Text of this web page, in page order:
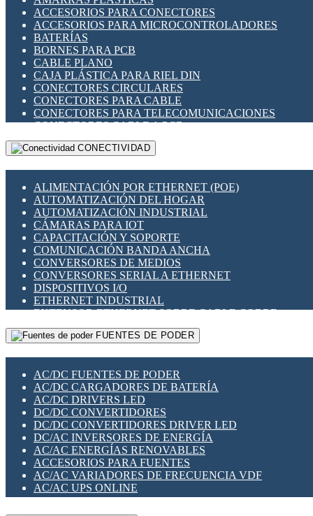
INDICADORES PARA PANEL
INTERFACES DE RELÉ
INTERRUPTORES FIN DE CARRERA
LLAVES CONMUTADORAS
MEDIDORES DE ENERGÍA Y TC'S DE CORRIENTE
MOTORES PASO A PASO
PANTALLAS HMI
PLC -CONTROLADORES LÓGICO PROGRAMABLES
PROGRAMADORES DE HORARIO
RELÉS DE PROTECCIÓN
SENSORES CAPACITIVOS
SENSORES INDUCTIVOS
TEMPORIZADORES
VARIACS
VARIADORES DE FRECUENCIA [VDF]
SECCIONADORES - INTERRUPTORES
MAQUINARIA
ACCESORIOS PARA CONECTORES
ACCESORIOS PARA MICROCONTROLADORES
BATERÍAS
BORNES PARA PCB
CABLE PLANO
CAJA PLÁSTICA PARA RIEL DIN
CONECTORES CIRCULARES
CONECTORES PARA CABLE
CONECTORES PARA TELECOMUNICACIONES
CONECTORES CABLE A PCB
CONECTORES PCB A CABLE
DIP SWITCHES
HERRAMIENTAS VARIAS
ILUMINACIÓN LED
INTERRUPTORES REED
INTERFACES DE RELÉ
OTROS RELÉS
PROTECCIÓN TÉRMICA
RELÉS AUTOMOTRICES
RELÉS DE SEÑAL
RELÉS DE ESTADO SÓLIDO SSR
RELÉS INDUSTRIALES
RELÉS MINIATURA DE POTENCIA
SENSORES MAGNÉTICOS
SWITCH Y MICROSWITCH
TARJETAS PI
UNIÓN Y DERIVACIÓN DE CABLE
CONECTIVIDAD
ALIMENTACIÓN POR ETHERNET (POE)
AUTOMATIZACIÓN DEL HOGAR
AUTOMATIZACIÓN INDUSTRIAL
CÁMARAS PARA IOT
CAPACITACIÓN Y SOPORTE
COMUNICACIÓN BANDA ANCHA
CONVERSORES DE MEDIOS
CONVERSORES SERIAL A ETHERNET
DISPOSITIVOS I/O
ETHERNET INDUSTRIAL
EXTENSOR ETHERNET SOBRE CABLE COBRE
GATEWAY LORAWAN
GESTIÓN DE REDES
PLACAS MODULARES IOT
SWITCHES Y REDES WIFI
SOLUCIONES IOT
SOLUCIONES LORAWAN
SOLUCIONES RED CELULAR
SEGURIDAD PARA REDES
SWITCHES LAN
TELEFONÍA IP (VOIP)
VIGILANCIA IP (CCTV)
MESHTASTIC
FUENTES DE PODER
AC/DC FUENTES DE PODER
AC/DC CARGADORES DE BATERÍA
AC/DC DRIVERS LED
DC/DC CONVERTIDORES
DC/DC CONVERTIDORES DRIVER LED
DC/AC INVERSORES DE ENERGÍA
AC/AC ENERGÍAS RENOVABLES
ACCESORIOS PARA FUENTES
AC/AC VARIADORES DE FRECUENCIA VDF
AC/AC UPS ONLINE